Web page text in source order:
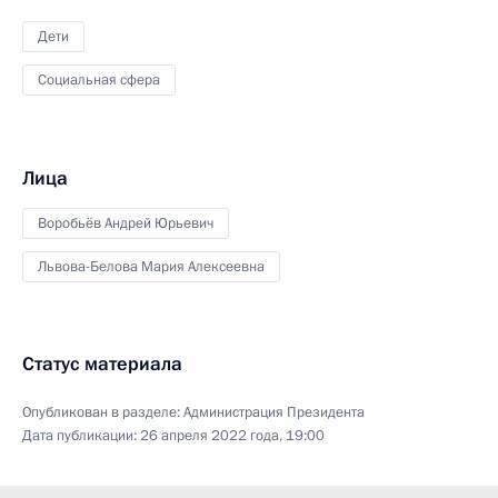
Дети
Социальная сфера
Лица
Воробьёв Андрей Юрьевич
Львова-Белова Мария Алексеевна
Статус материала
Опубликован в разделе:Администрация Президента
Дата публикации:26 апреля 2022 года, 19:00